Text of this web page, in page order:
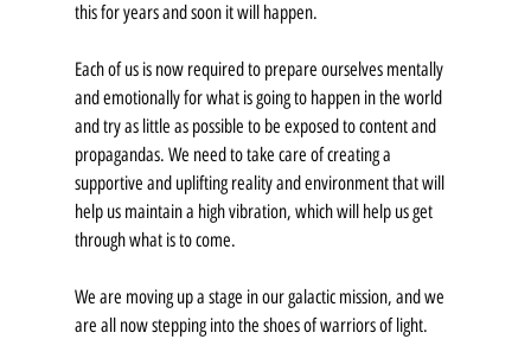
this for years and soon it will happen.
Each of us is now required to prepare ourselves mentally
and emotionally for what is going to happen in the world
and try as little as possible to be exposed to content and
propagandas. We need to take care of creating a
supportive and uplifting reality and environment that will
help us maintain a high vibration, which will help us get
through what is to come.
We are moving up a stage in our galactic mission, and we
are all now stepping into the shoes of warriors of light.